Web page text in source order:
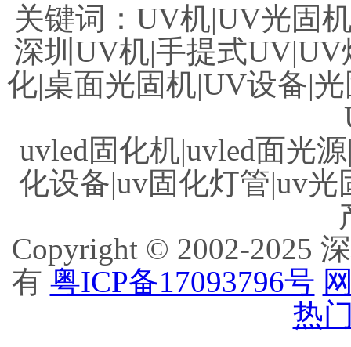
关键词：UV机|UV光固
深圳UV机|手提式
化|桌面光固机|UV设备|
uvled固化机|uvled面光
化设备|uv固化灯管|uv
Copyright © 2002-2025
有 粤ICP备17093796号
热